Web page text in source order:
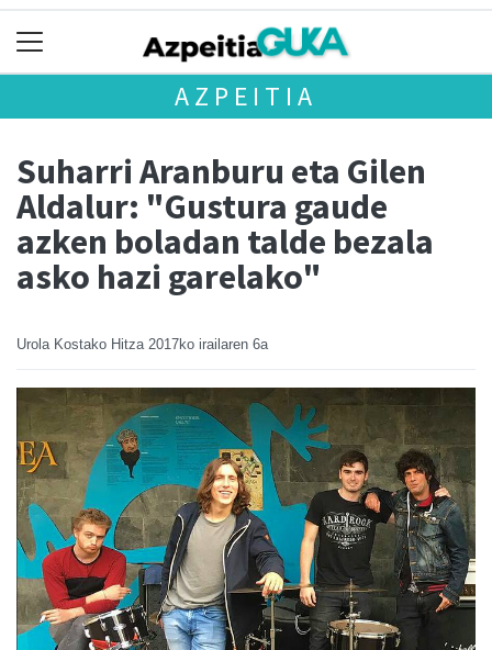
AZPEITIA
Suharri Aranburu eta Gilen
Aldalur: "Gustura gaude
azken boladan talde bezala
asko hazi garelako"
Urola Kostako Hitza 2017ko irailaren 6a